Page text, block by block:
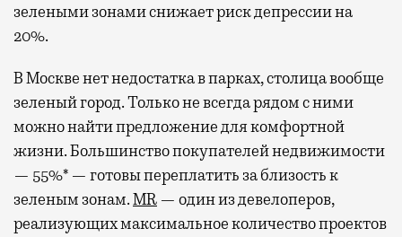
зелеными зонами снижает риск депрессии на
20%.
В Москве нет недостатка в парках, столица вообще
зеленый город. Только не всегда рядом с ними
можно найти предложение для комфортной
жизни. Большинство покупателей недвижимости
— 55%* — готовы переплатить за близость к
зеленым зонам.MR — один из девелоперов,
реализующих максимальное количество проектов